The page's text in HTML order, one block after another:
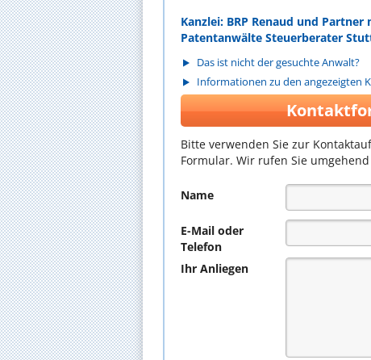
Kanzlei: BRP Renaud und
Patentanwälte Steuerberater
Das ist nicht der gesuchte Anwalt?
Informationen zu den angezeigten
Bitte verwenden Sie zur
Formular. Wir rufen Sie
Name
E-Mail oder
Telefon
Ihr Anliegen